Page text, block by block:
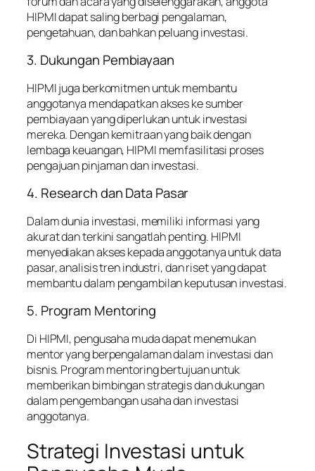
HIPMI dapat saling berbagi pengalaman,
pengetahuan, dan bahkan peluang investasi.
3. Dukungan Pembiayaan
HIPMI juga berkomitmen untuk membantu
anggotanya mendapatkan akses ke sumber
pembiayaan yang diperlukan untuk investasi
mereka. Dengan kemitraan yang baik dengan
lembaga keuangan, HIPMI memfasilitasi proses
pengajuan pinjaman dan investasi.
4. Research dan Data Pasar
Dalam dunia investasi, memiliki informasi yang
akurat dan terkini sangatlah penting. HIPMI
menyediakan akses kepada anggotanya untuk data
pasar, analisis tren industri, dan riset yang dapat
membantu dalam pengambilan keputusan investasi.
5. Program Mentoring
Di HIPMI, pengusaha muda dapat menemukan
mentor yang berpengalaman dalam investasi dan
bisnis. Program mentoring bertujuan untuk
memberikan bimbingan strategis dan dukungan
dalam pengembangan usaha dan investasi
anggotanya.
Strategi Investasi untuk